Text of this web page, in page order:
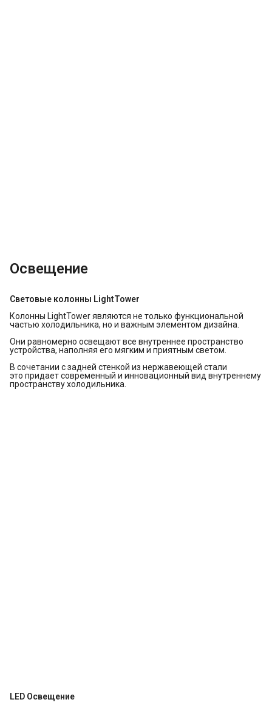
Освещение
Световые колонны LightTower
Колонны LightTower являются не только функциональной
частью холодильника, но и важным элементом дизайна.
Они равномерно освещают все внутреннее пространство
устройства, наполняя его мягким и приятным светом.
В сочетании с задней стенкой из нержавеющей стали
это придает современный и инновационный вид внутреннему
пространству холодильника.
LED Освещение